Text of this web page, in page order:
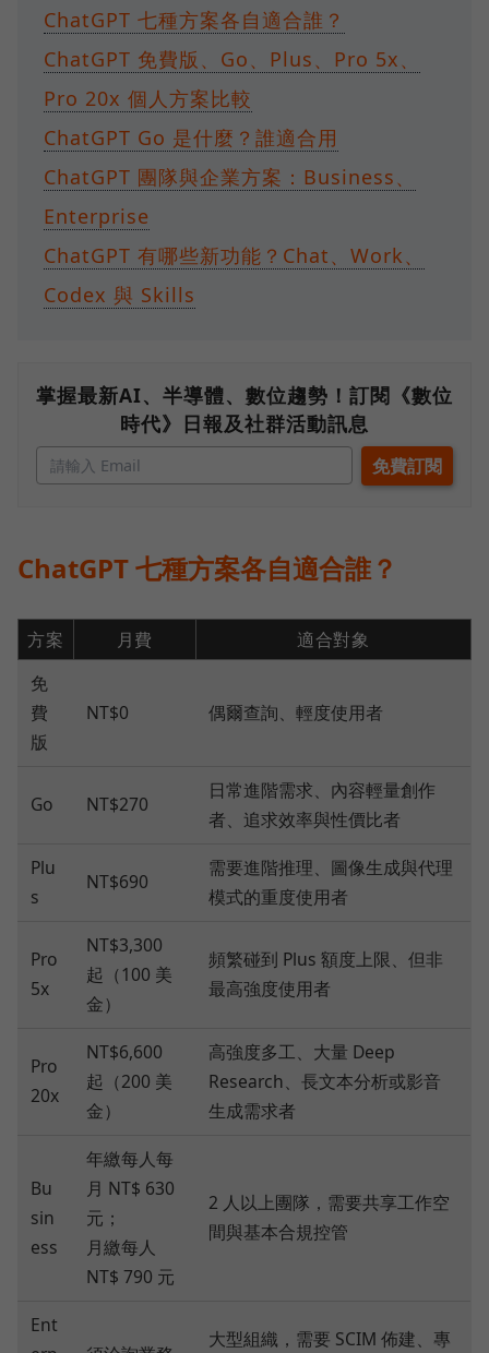
ChatGPT 七種方案各自適合誰？
ChatGPT 免費版、Go、Plus、Pro 5x、
Pro 20x 個人方案比較
ChatGPT Go 是什麼？誰適合用
ChatGPT 團隊與企業方案：Business、
Enterprise
ChatGPT 有哪些新功能？Chat、Work、
Codex 與 Skills
掌握最新AI、半導體、數位趨勢！訂閱《數位
時代》日報及社群活動訊息
ChatGPT 七種方案各自適合誰？
方案 月費
適合對象
免
費
版
NT$0 偶爾查詢、輕度使用者
Go NT$270
日常進階需求、內容輕量創作
者、追求效率與性價比者
Plu
s
NT$690
需要進階推理、圖像生成與代理
模式的重度使用者
Pro
5x
NT$3,300
起（100 美
金）
頻繁碰到 Plus 額度上限、但非
最高強度使用者
Pro
20x
NT$6,600
起（200 美
金）
高強度多工、大量 Deep
Research、長文本分析或影音
生成需求者
Bu
sin
ess
年繳每人每
月 NT$ 630
元；
月繳每人
NT$ 790 元
2 人以上團隊，需要共享工作空
間與基本合規控管
Ent
大型組織，需要 SCIM 佈建、專